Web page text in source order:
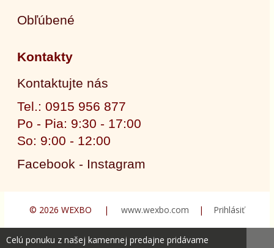
Obľúbené
Kontakty
Kontaktujte nás
Tel.: 0915 956 877
Po - Pia: 9:30 - 17:00
So: 9:00 - 12:00
Facebook - Instagram
© 2026 WEXBO | www.wexbo.com | Prihlásiť
Celú ponuku z našej kamennej predajne pridávame